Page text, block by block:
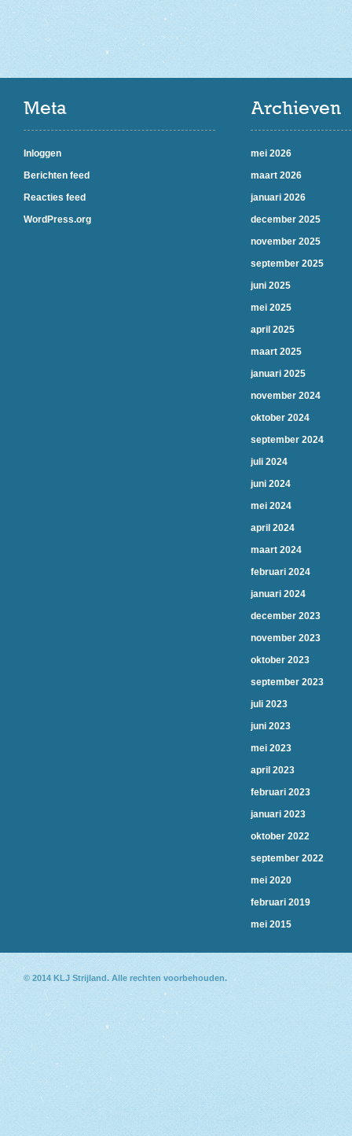
Meta
Inloggen
Berichten feed
Reacties feed
WordPress.org
Archieven
mei 2026
maart 2026
januari 2026
december 2025
november 2025
september 2025
juni 2025
mei 2025
april 2025
maart 2025
januari 2025
november 2024
oktober 2024
september 2024
juli 2024
juni 2024
mei 2024
april 2024
maart 2024
februari 2024
januari 2024
december 2023
november 2023
oktober 2023
september 2023
juli 2023
juni 2023
mei 2023
april 2023
februari 2023
januari 2023
oktober 2022
september 2022
mei 2020
februari 2019
mei 2015
© 2014KLJ Strijland. Alle rechten voorbehouden.